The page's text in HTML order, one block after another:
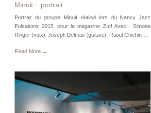
Minuit :: portrait
Portrait du groupe Minuit réalisé lors du Nancy Jazz
Pulsations 2015, pour le magazine Zut! Avec : Simone
Ringer (voix), Joseph Delmas (guitare), Raoul Chichin …
Read More →